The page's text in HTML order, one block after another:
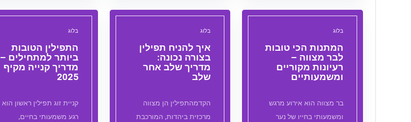
בלוג
המתנות הכי טובות
לבר מצווה –
רעיונות מקוריים
ומשמעותיים
בר מצווה הוא אירוע מרגש
ומשמעותי בחייו של נער
בלוג
איך להניח תפילין
בצורה נכונה:
מדריך שלב אחר
שלב
הקדמהתפילין הן מצווה
מרכזית ביהדות, המורכבת
בלוג
התפילין הטובות
ביותר למתחילים –
מדריך קנייה מקיף
2025
קניית זוג תפילין ראשון הוא
רגע משמעותי בחיים,